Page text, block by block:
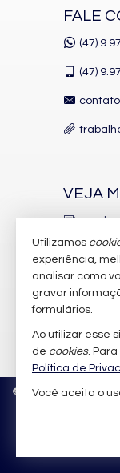
FALE
(47)
(47)
VEJA
receba
mapa
© 2026 CRECI/SC
Utilizamos
experiência,
analisar como
gravar
formulários.
Ao utilizar esse
de cookies.
Política de
Você aceita o